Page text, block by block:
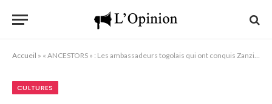
Accueil » « ANCESTORS » : Les ambassadeurs togolais qui ont conquis Zanzibar et révélé « l’Ancestral Groove » au monde
CULTURES